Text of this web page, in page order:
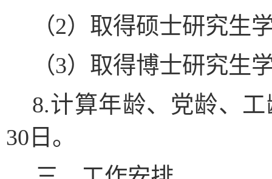
（2）取得硕士研究生
（3）取得博士研究生
8.计算年龄、党龄、
30日。